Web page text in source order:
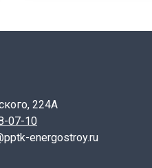
с внутренним диаметром
224А
07-10
energostroy.ru